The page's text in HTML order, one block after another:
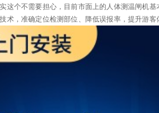
这个不需要担心，目前市面上的人体测温闸机
术，准确定位检测部位、降低误报率，提升游客